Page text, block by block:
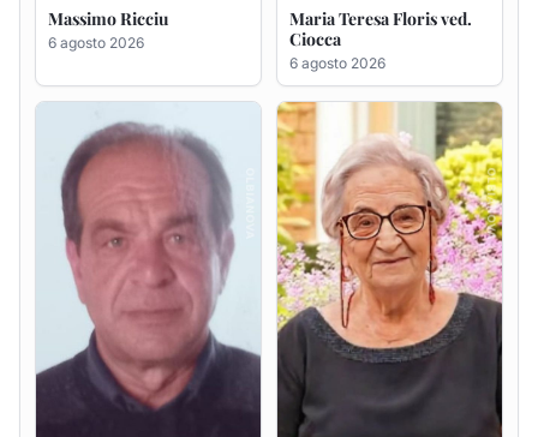
Massimo Ricciu
6 agosto 2026
Maria Teresa Floris ved.
Ciocca
6 agosto 2026